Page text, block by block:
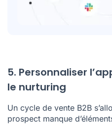
5. Personnaliser
le nurturing
Un cycle de vente B2B
prospect manque